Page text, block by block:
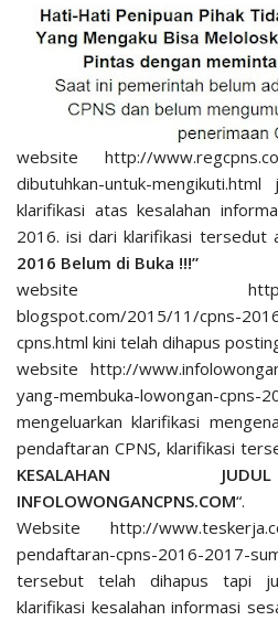
website http://
dibutuhkan-untuk-
klarifikasi atas kesalahan
2016. isi dari klarifikasi tersedut
2016 Belum di Buka !!!”
website http://
blogspot.com/2015/11/cpns-
cpns.html kini telah dihapus
website http://
yang-membuka-lowongan-
mengeluarkan klarifikasi
pendaftaran CPNS, klarifikasi
KESALAHAN
INFOLOWONGANCPNS.COM“.
Website http://
pendaftaran-cpns-2016-
tersebut telah dihapus tapi
klarifikasi kesalahan informasi